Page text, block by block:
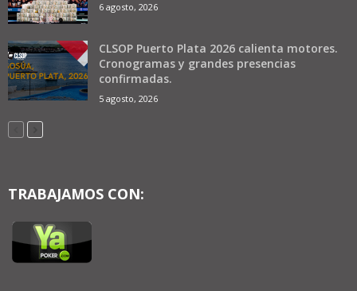
6 agosto, 2026
CLSOP Puerto Plata 2026 calienta motores.
Cronogramas y grandes presencias
confirmadas.
5 agosto, 2026
TRABAJAMOS CON: